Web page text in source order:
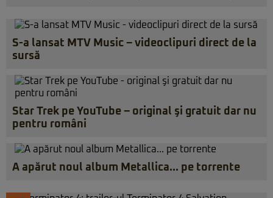
S-a lansat MTV Music – videoclipuri direct de la
sursă
Star Trek pe YouTube – original şi gratuit dar nu
pentru români
A apărut noul album Metallica… pe torrente